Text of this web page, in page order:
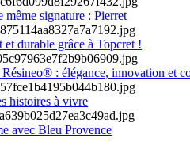
même signature : Pierret
durable grâce à Topcret !
: élégance, innovation et
histoires à vivre
avec Bleu Provence